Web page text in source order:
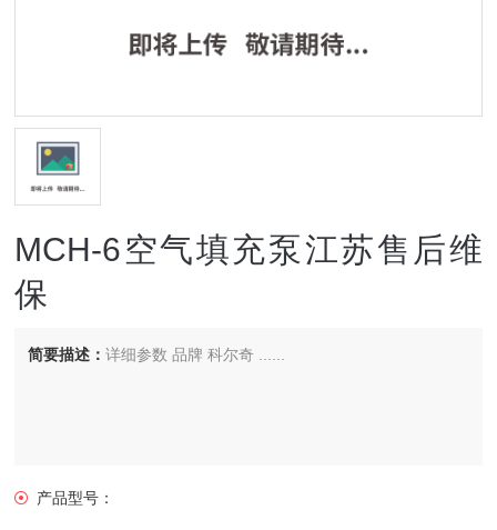
MCH-6空气填充泵江苏售后维
保
简要描述：详细参数 品牌 科尔奇 ......
产品型号：